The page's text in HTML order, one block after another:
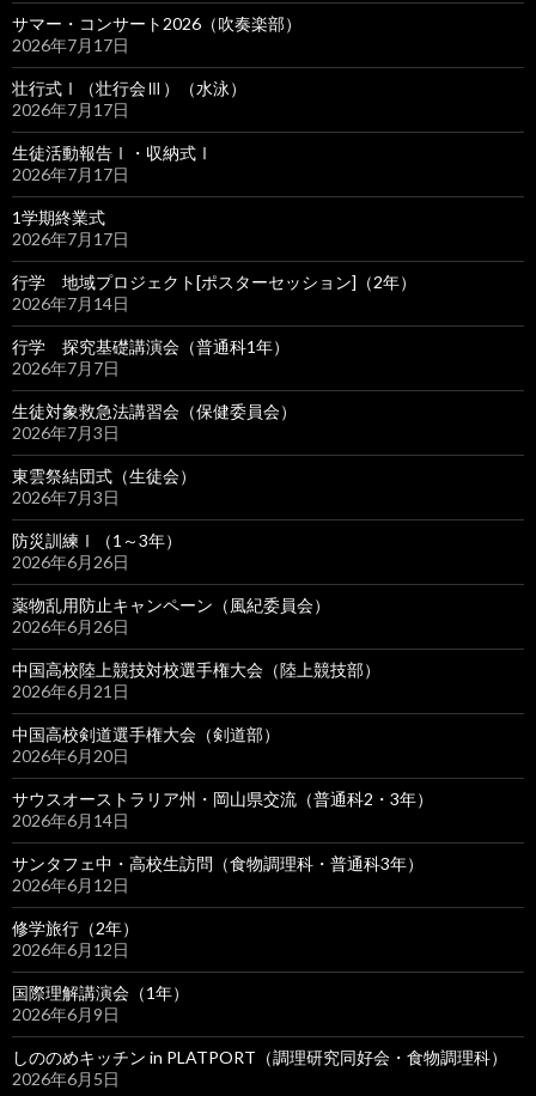
サマー・コンサート2026（吹奏楽部）
2026年7月17日
壮行式Ⅰ（壮行会Ⅲ）（水泳）
2026年7月17日
生徒活動報告Ⅰ・収納式Ⅰ
2026年7月17日
1学期終業式
2026年7月17日
行学 地域プロジェクト[ポスターセッション]（2年）
2026年7月14日
行学 探究基礎講演会（普通科1年）
2026年7月7日
生徒対象救急法講習会（保健委員会）
2026年7月3日
東雲祭結団式（生徒会）
2026年7月3日
防災訓練Ⅰ（1～3年）
2026年6月26日
薬物乱用防止キャンペーン（風紀委員会）
2026年6月26日
中国高校陸上競技対校選手権大会（陸上競技部）
2026年6月21日
中国高校剣道選手権大会（剣道部）
2026年6月20日
サウスオーストラリア州・岡山県交流（普通科2・3年）
2026年6月14日
サンタフェ中・高校生訪問（食物調理科・普通科3年）
2026年6月12日
修学旅行（2年）
2026年6月12日
国際理解講演会（1年）
2026年6月9日
しののめキッチン in PLATPORT（調理研究同好会・食物調理科）
2026年6月5日